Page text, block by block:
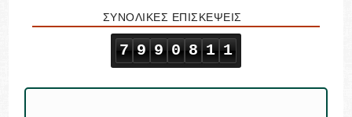
ΣΥΝΟΛΙΚΕΣ ΕΠΙΣΚΕΨΕΙΣ
7 9 9 0 8 1 1